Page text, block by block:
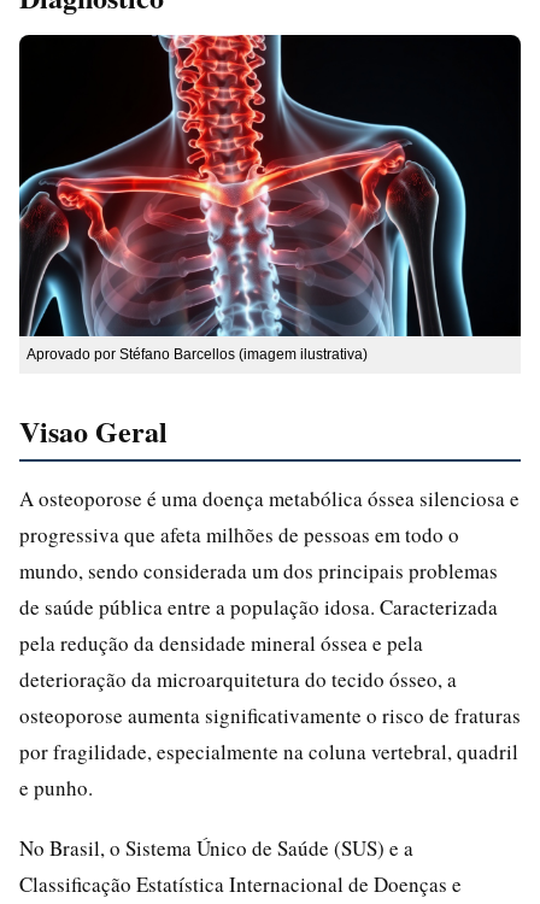
Aprovado por Stéfano Barcellos (imagem ilustrativa)
Visao Geral
A osteoporose é uma doença metabólica óssea silenciosa e
progressiva que afeta milhões de pessoas em todo o
mundo, sendo considerada um dos principais problemas
de saúde pública entre a população idosa. Caracterizada
pela redução da densidade mineral óssea e pela
deterioração da microarquitetura do tecido ósseo, a
osteoporose aumenta significativamente o risco de fraturas
por fragilidade, especialmente na coluna vertebral, quadril
e punho.
No Brasil, o Sistema Único de Saúde (SUS) e a
Classificação Estatística Internacional de Doenças e